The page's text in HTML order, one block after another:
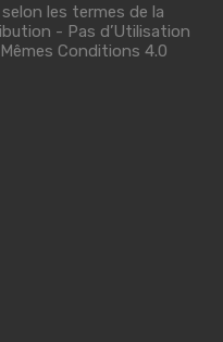
les termes de la
- Pas d’Utilisation
Conditions 4.0